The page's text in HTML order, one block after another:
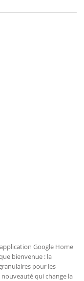
Google Home
bienvenue : la
pour les
qui change la